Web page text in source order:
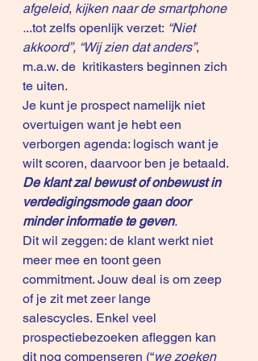
afgeleid, kijken naar de smartphone
...tot zelfs openlijk verzet: “Niet
akkoord”, “Wij zien dat anders”,
m.a.w. de  kritikasters beginnen zich
te uiten.
Je kunt je prospect namelijk niet
overtuigen want je hebt een
verborgen agenda: logisch want je
wilt scoren, daarvoor ben je betaald.
De klant zal bewust of onbewust in
verdedigingsmode gaan door
minder informatie te geven.
Dit wil zeggen: de klant werkt niet
meer mee en toont geen
commitment. Jouw deal is om zeep
of je zit met zeer lange
salescycles. Enkel veel
prospectiebezoeken afleggen kan
dit nog compenseren (“we zoeken